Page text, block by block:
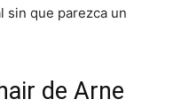
sin que parezca un
de Arne